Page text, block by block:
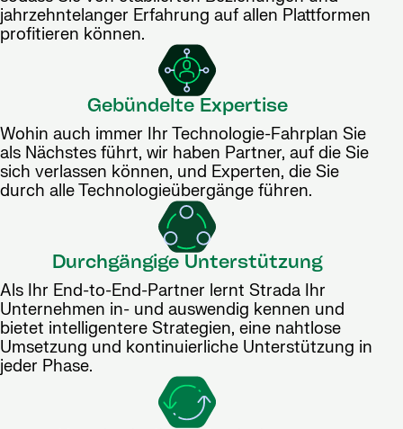
jahrzehntelanger Erfahrung auf allen Plattformen
profitieren können.
Gebündelte Expertise
Wohin auch immer Ihr Technologie-Fahrplan Sie
als Nächstes führt, wir haben Partner, auf die Sie
sich verlassen können, und Experten, die Sie
durch alle Technologieübergänge führen.
Durchgängige Unterstützung
Als Ihr End-to-End-Partner lernt Strada Ihr
Unternehmen in- und auswendig kennen und
bietet intelligentere Strategien, eine nahtlose
Umsetzung und kontinuierliche Unterstützung in
jeder Phase.